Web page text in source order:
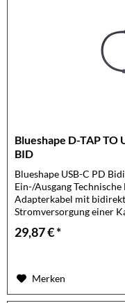
Blueshape D-TAP TO
BID
Blueshape USB-C PD
Ein-/Ausgang
Adapterkabel mit
Stromversorgung einer
29,87 € *
Merken